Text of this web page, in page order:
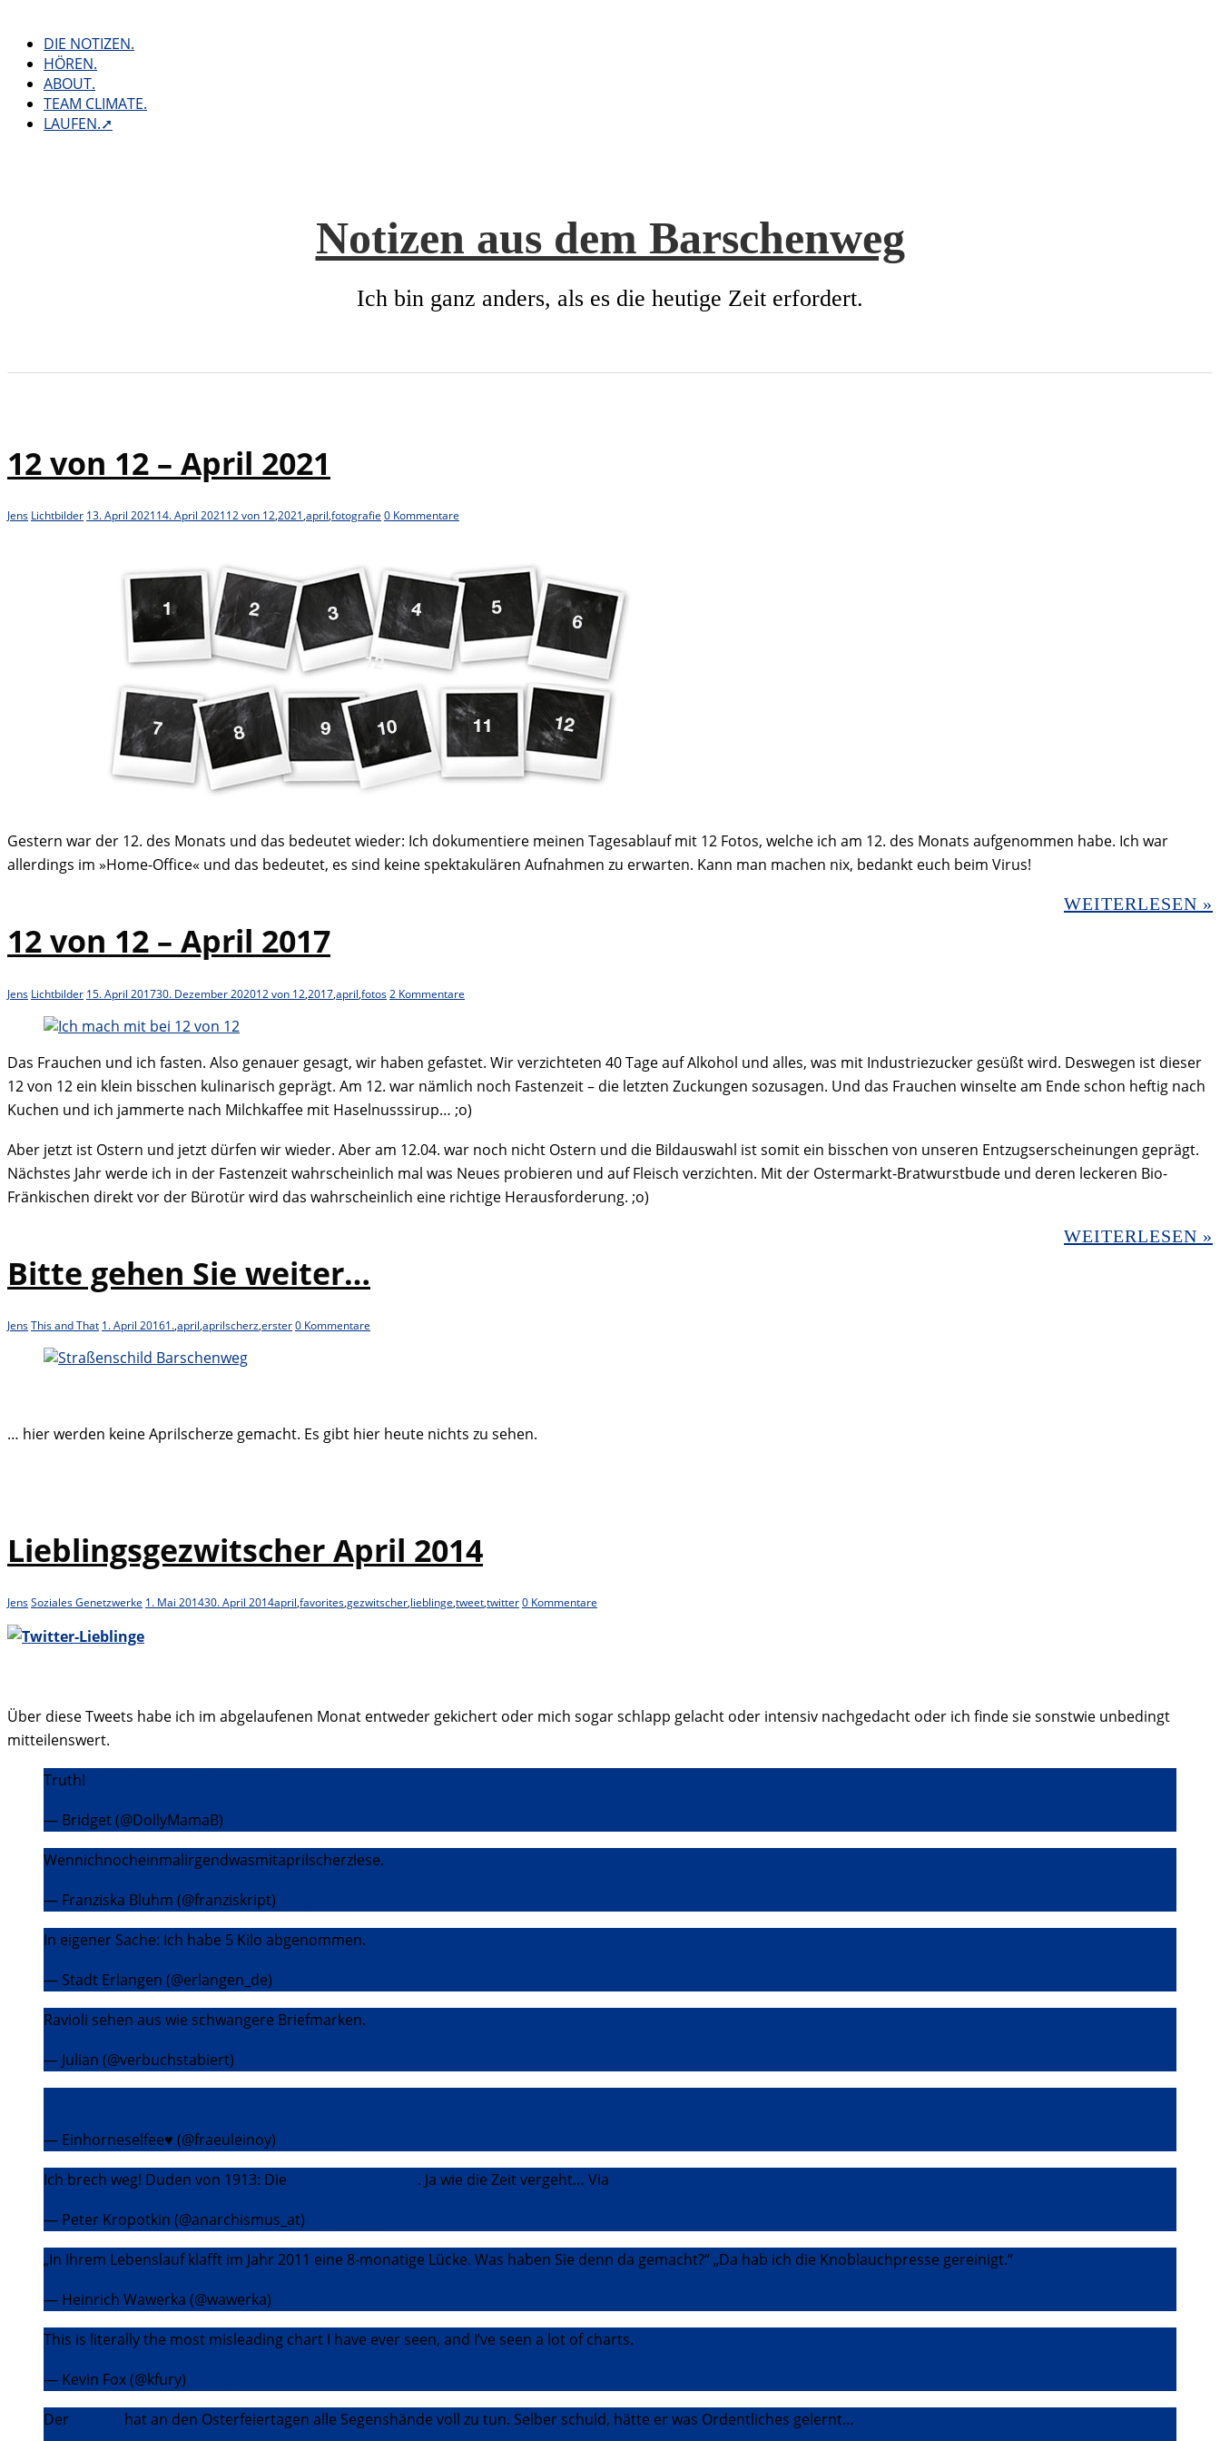
contentDIE NOTIZEN.
HÖREN.
ABOUT.
TEAM CLIMATE.
LAUFEN.➚
Notizen aus dem Barschenweg
Ich bin ganz anders, als es die heutige Zeit erfordert.
12 von 12 – April 2021
Jens Lichtbilder 13. April 202114. April 202112 von 12,2021,april,fotografie 0 Kommentare
Gestern war der 12. des Monats und das bedeutet wieder: Ich dokumentiere meinen Tagesablauf mit 12 Fotos, welche ich am 12. des Monats aufgenommen habe. Ich war
allerdings im »Home-Office« und das bedeutet, es sind keine spektakulären Aufnahmen zu erwarten. Kann man machen nix, bedankt euch beim Virus!
WEITERLESEN »
12 von 12 – April 2017
Jens Lichtbilder 15. April 201730. Dezember 202012 von 12,2017,april,fotos2 Kommentare
Das Frauchen und ich fasten. Also genauer gesagt, wir haben gefastet. Wir verzichteten 40 Tage auf Alkohol und alles, was mit Industriezucker gesüßt wird. Deswegen ist dieser
12 von 12 ein klein bisschen kulinarisch geprägt. Am 12. war nämlich noch Fastenzeit – die letzten Zuckungen sozusagen. Und das Frauchen winselte am Ende schon heftig nach
Kuchen und ich jammerte nach Milchkaffee mit Haselnusssirup… ;o)
Aber jetzt ist Ostern und jetzt dürfen wir wieder. Aber am 12.04. war noch nicht Ostern und die Bildauswahl ist somit ein bisschen von unseren Entzugserscheinungen geprägt.
Nächstes Jahr werde ich in der Fastenzeit wahrscheinlich mal was Neues probieren und auf Fleisch verzichten. Mit der Ostermarkt-Bratwurstbude und deren leckeren Bio-
Fränkischen direkt vor der Bürotür wird das wahrscheinlich eine richtige Herausforderung. ;o)
WEITERLESEN »
Bitte gehen Sie weiter…
JensThis and That 1. April 20161.,april,aprilscherz,erster0 Kommentare
… hier werden keine Aprilscherze gemacht. Es gibt hier heute nichts zu sehen.
Lieblingsgezwitscher April 2014
JensSoziales Genetzwerke 1. Mai 201430. April 2014april,favorites,gezwitscher,lieblinge,tweet,twitter0 Kommentare
Über diese Tweets habe ich im abgelaufenen Monat entweder gekichert oder mich sogar schlapp gelacht oder intensiv nachgedacht oder ich finde sie sonstwie unbedingt
mitteilenswert.
Truth!
— Bridget (@DollyMamaB)
Wennichnocheinmalirgendwasmitaprilscherzlese.
— Franziska Bluhm (@franziskript)
In eigener Sache: Ich habe 5 Kilo abgenommen.
— Stadt Erlangen (@erlangen_de)
Ravioli sehen aus wie schwangere Briefmarken.
— Julian (@verbuchstabiert)
— Einhorneselfee♥ (@fraeuleinoy)
Ich brech weg! Duden von 1913: Die
. Ja wie die Zeit vergeht… Via
— Peter Kropotkin (@anarchismus_at)
„In Ihrem Lebenslauf klafft im Jahr 2011 eine 8-monatige Lücke. Was haben Sie denn da gemacht?“ „Da hab ich die Knoblauchpresse gereinigt.“
— Heinrich Wawerka (@wawerka)
This is literally the most misleading chart I have ever seen, and I’ve seen a lot of charts.
— Kevin Fox (@kfury)
Der
hat an den Osterfeiertagen alle Segenshände voll zu tun. Selber schuld, hätte er was Ordentliches gelernt…